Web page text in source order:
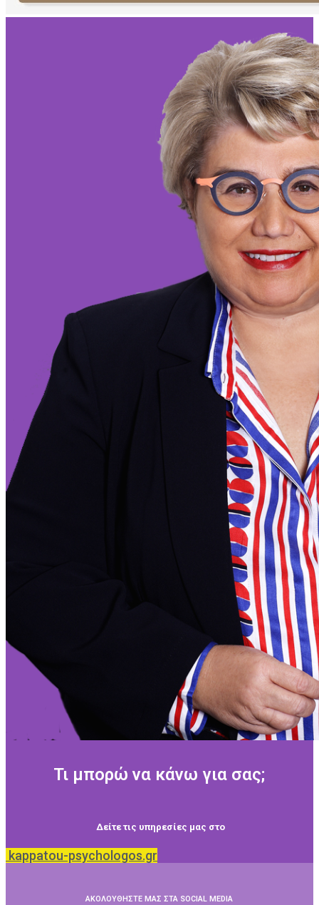
Τι μπορώ να κάνω για σας;
Δείτε τις υπηρεσίες μας στο
kappatou-psychologos.gr
ΑΚΟΛΟΥΘΗΣΤΕ ΜΑΣ ΣΤΑ SOCIAL MEDIA